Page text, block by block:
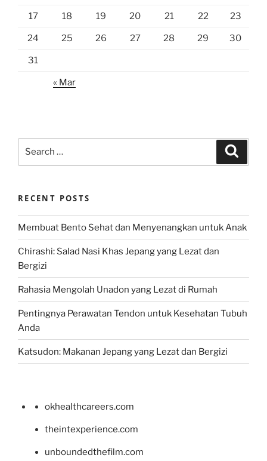
17 18 19 20 21 22 23
24 25 26 27 28 29 30
31
« Mar
RECENT POSTS
Membuat Bento Sehat dan Menyenangkan untuk Anak
Chirashi: Salad Nasi Khas Jepang yang Lezat dan
Bergizi
Rahasia Mengolah Unadon yang Lezat di Rumah
Pentingnya Perawatan Tendon untuk Kesehatan Tubuh
Anda
Katsudon: Makanan Jepang yang Lezat dan Bergizi
okhealthcareers.com
theintexperience.com
unboundedthefilm.com